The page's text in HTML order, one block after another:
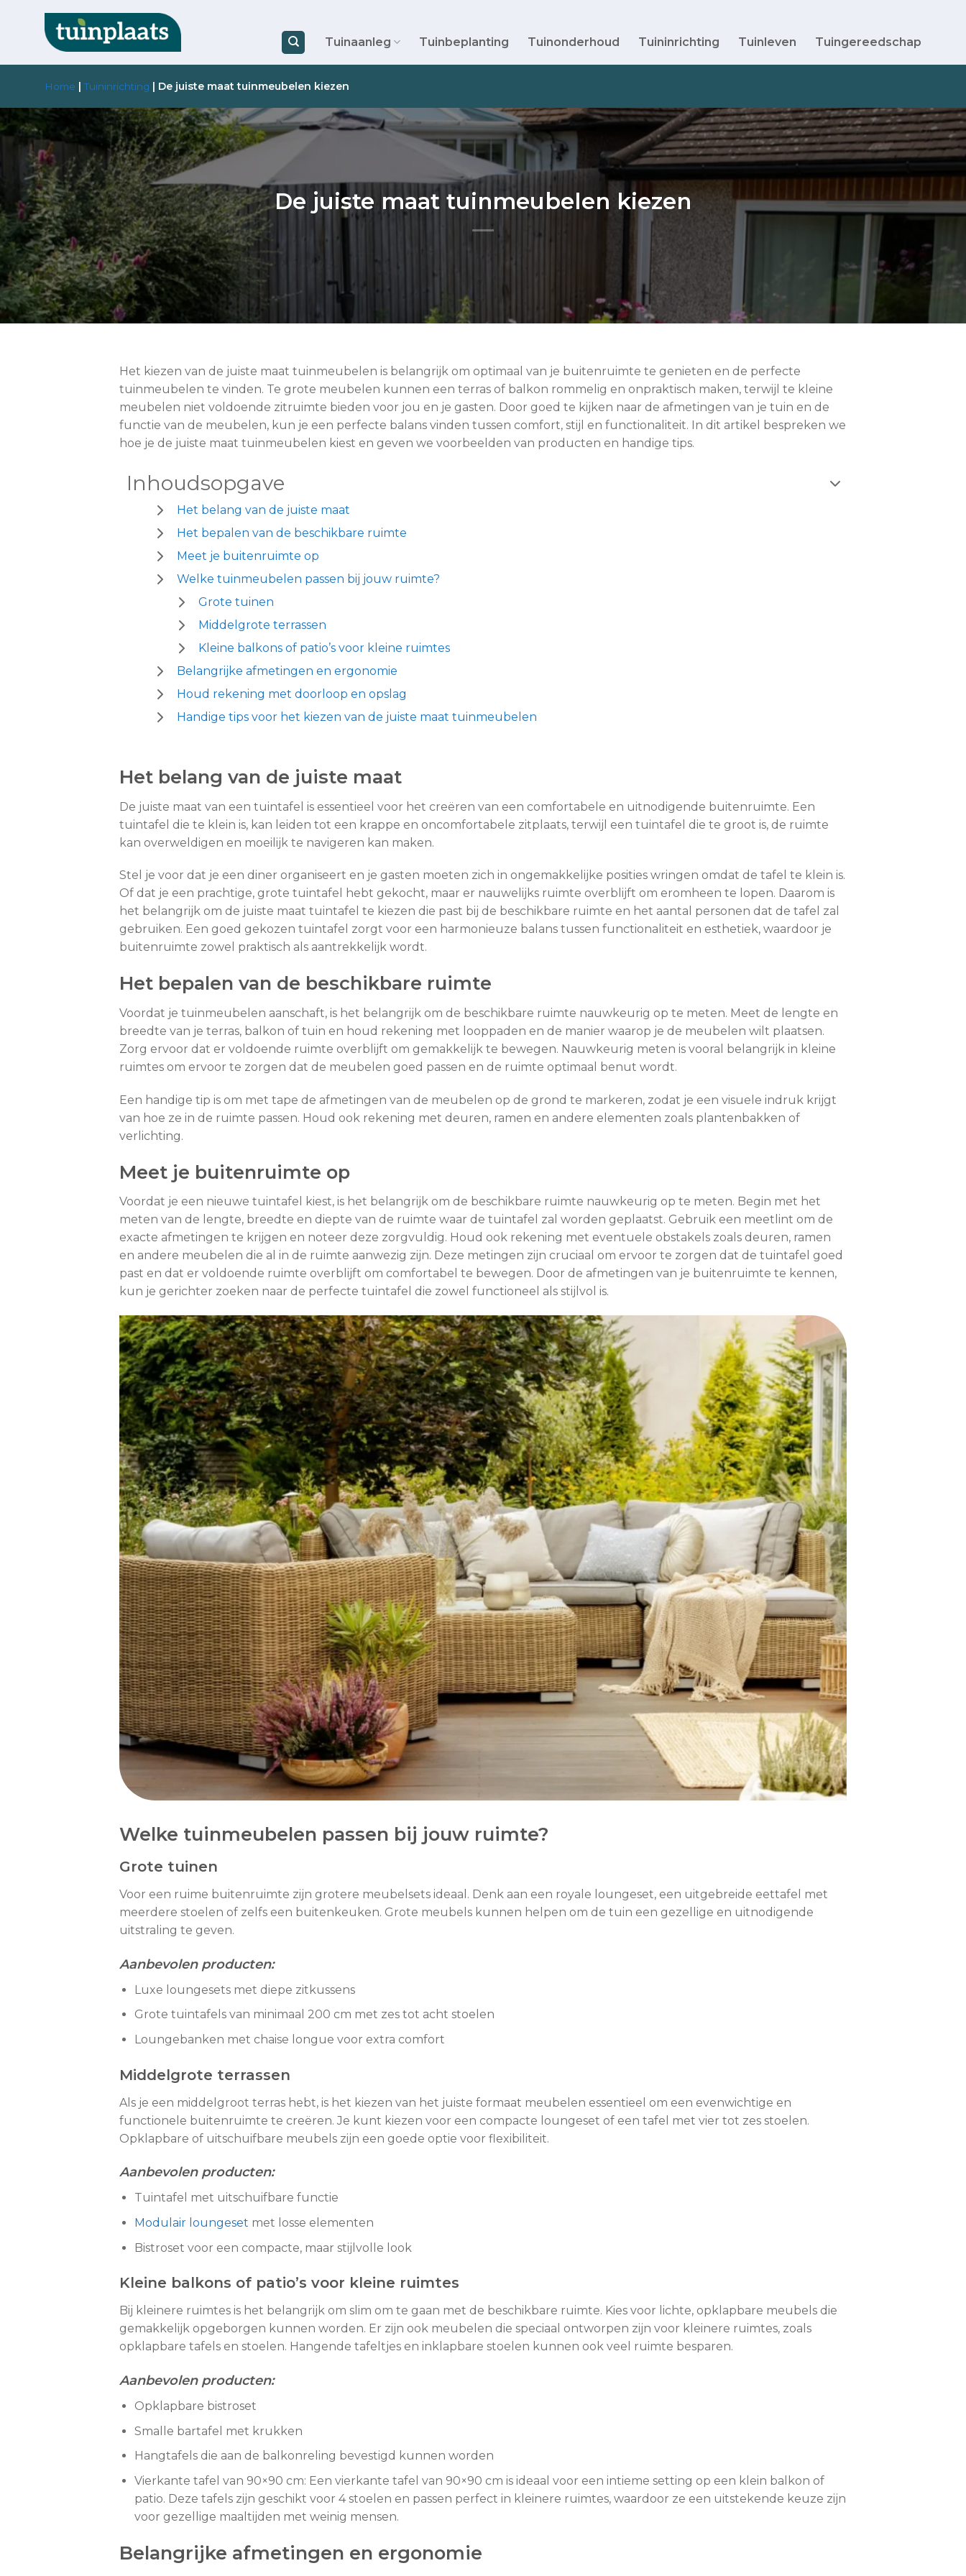
Tuinaanleg Tuinbeplanting Tuinonderhoud Tuininrichting Tuinleven Tuingereedschap
Home |Tuininrichting | De juiste maat tuinmeubelen kiezen
De juiste maat tuinmeubelen kiezen
Het kiezen van de juiste maat tuinmeubelen is belangrijk om optimaal van je buitenruimte te genieten en de perfecte
tuinmeubelen te vinden. Te grote meubelen kunnen een terras of balkon rommelig en onpraktisch maken, terwijl te kleine
meubelen niet voldoende zitruimte bieden voor jou en je gasten. Door goed te kijken naar de afmetingen van je tuin en de
functie van de meubelen, kun je een perfecte balans vinden tussen comfort, stijl en functionaliteit. In dit artikel bespreken we
hoe je de juiste maat tuinmeubelen kiest en geven we voorbeelden van producten en handige tips.
Inhoudsopgave 
Het belang van de juiste maat
Het bepalen van de beschikbare ruimte
Meet je buitenruimte op
Welke tuinmeubelen passen bij jouw ruimte?
Grote tuinen
Middelgrote terrassen
Kleine balkons of patio’s voor kleine ruimtes
Belangrijke afmetingen en ergonomie
Houd rekening met doorloop en opslag
Handige tips voor het kiezen van de juiste maat tuinmeubelen
Het belang van de juiste maat
De juiste maat van een tuintafel is essentieel voor het creëren van een comfortabele en uitnodigende buitenruimte. Een
tuintafel die te klein is, kan leiden tot een krappe en oncomfortabele zitplaats, terwijl een tuintafel die te groot is, de ruimte
kan overweldigen en moeilijk te navigeren kan maken.
Stel je voor dat je een diner organiseert en je gasten moeten zich in ongemakkelijke posities wringen omdat de tafel te klein is.
Of dat je een prachtige, grote tuintafel hebt gekocht, maar er nauwelijks ruimte overblijft om eromheen te lopen. Daarom is
het belangrijk om de juiste maat tuintafel te kiezen die past bij de beschikbare ruimte en het aantal personen dat de tafel zal
gebruiken. Een goed gekozen tuintafel zorgt voor een harmonieuze balans tussen functionaliteit en esthetiek, waardoor je
buitenruimte zowel praktisch als aantrekkelijk wordt.
Het bepalen van de beschikbare ruimte
Voordat je tuinmeubelen aanschaft, is het belangrijk om de beschikbare ruimte nauwkeurig op te meten. Meet de lengte en
breedte van je terras, balkon of tuin en houd rekening met looppaden en de manier waarop je de meubelen wilt plaatsen.
Zorg ervoor dat er voldoende ruimte overblijft om gemakkelijk te bewegen. Nauwkeurig meten is vooral belangrijk in kleine
ruimtes om ervoor te zorgen dat de meubelen goed passen en de ruimte optimaal benut wordt.
Een handige tip is om met tape de afmetingen van de meubelen op de grond te markeren, zodat je een visuele indruk krijgt
van hoe ze in de ruimte passen. Houd ook rekening met deuren, ramen en andere elementen zoals plantenbakken of
verlichting.
Meet je buitenruimte op
Voordat je een nieuwe tuintafel kiest, is het belangrijk om de beschikbare ruimte nauwkeurig op te meten. Begin met het
meten van de lengte, breedte en diepte van de ruimte waar de tuintafel zal worden geplaatst. Gebruik een meetlint om de
exacte afmetingen te krijgen en noteer deze zorgvuldig. Houd ook rekening met eventuele obstakels zoals deuren, ramen
en andere meubelen die al in de ruimte aanwezig zijn. Deze metingen zijn cruciaal om ervoor te zorgen dat de tuintafel goed
past en dat er voldoende ruimte overblijft om comfortabel te bewegen. Door de afmetingen van je buitenruimte te kennen,
kun je gerichter zoeken naar de perfecte tuintafel die zowel functioneel als stijlvol is.
Welke tuinmeubelen passen bij jouw ruimte?
Grote tuinen
Voor een ruime buitenruimte zijn grotere meubelsets ideaal. Denk aan een royale loungeset, een uitgebreide eettafel met
meerdere stoelen of zelfs een buitenkeuken. Grote meubels kunnen helpen om de tuin een gezellige en uitnodigende
uitstraling te geven.
Aanbevolen producten:
Luxe loungesets met diepe zitkussens
Grote tuintafels van minimaal 200 cm met zes tot acht stoelen
Loungebanken met chaise longue voor extra comfort
Middelgrote terrassen
Als je een middelgroot terras hebt, is het kiezen van het juiste formaat meubelen essentieel om een evenwichtige en
functionele buitenruimte te creëren. Je kunt kiezen voor een compacte loungeset of een tafel met vier tot zes stoelen.
Opklapbare of uitschuifbare meubels zijn een goede optie voor flexibiliteit.
Aanbevolen producten:
Tuintafel met uitschuifbare functie
Modulair loungeset met losse elementen
Bistroset voor een compacte, maar stijlvolle look
Kleine balkons of patio’s voor kleine ruimtes
Bij kleinere ruimtes is het belangrijk om slim om te gaan met de beschikbare ruimte. Kies voor lichte, opklapbare meubels die
gemakkelijk opgeborgen kunnen worden. Er zijn ook meubelen die speciaal ontworpen zijn voor kleinere ruimtes, zoals
opklapbare tafels en stoelen. Hangende tafeltjes en inklapbare stoelen kunnen ook veel ruimte besparen.
Aanbevolen producten:
Opklapbare bistroset
Smalle bartafel met krukken
Hangtafels die aan de balkonreling bevestigd kunnen worden
Vierkante tafel van 90×90 cm: Een vierkante tafel van 90×90 cm is ideaal voor een intieme setting op een klein balkon of
patio. Deze tafels zijn geschikt voor 4 stoelen en passen perfect in kleinere ruimtes, waardoor ze een uitstekende keuze zijn
voor gezellige maaltijden met weinig mensen.
Belangrijke afmetingen en ergonomie